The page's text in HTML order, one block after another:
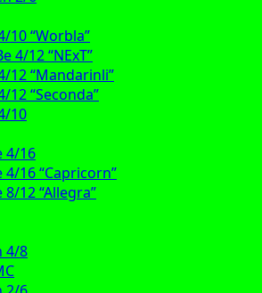
10 “Worbla”
4/12 “NExT”
12 “Mandarinli”
12 “Seconda”
10
4/16
4/16 “Capricorn”
8/12 “Allegra”
4/8